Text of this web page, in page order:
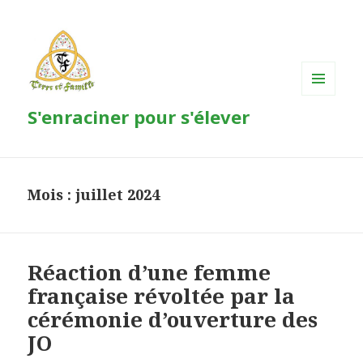
S'enraciner pour s'élever
Mois : juillet 2024
Réaction d’une femme
française révoltée par la
cérémonie d’ouverture des
JO